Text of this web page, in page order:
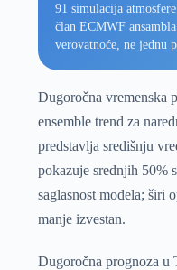
91 simulacija
član ECMWF
verovatnoće, ne jednu
Dugoročna vremenska
ensemble trend za
predstavlja središnju
pokazuje srednjih 50%
saglasnost modela; širi
manje izvestan.
Dugoročna prognoza u